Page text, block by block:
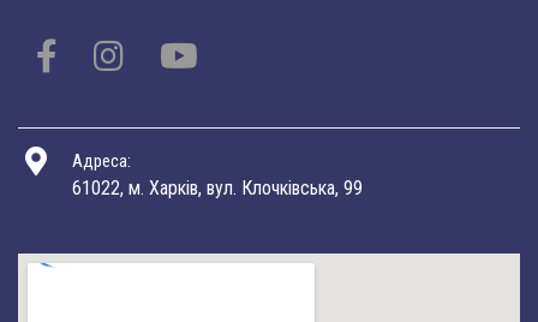
Адреса:
61022, м. Харків, вул. Клочківська, 99